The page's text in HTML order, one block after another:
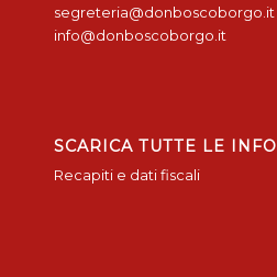
segreteria@donboscoborgo.it
info@donboscoborgo.it
SCARICA TUTTE LE INFO
Recapiti e dati fiscali